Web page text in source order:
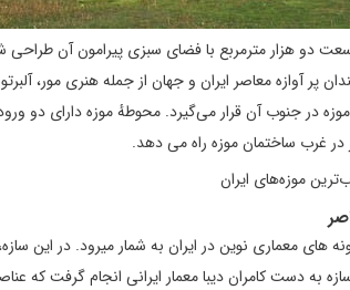
دو هزار مترمربع با فضای سبزی پیرامون آن
پر آوازه معاصر ایران و جهان از جمله هنری مور،
در جنوب آن قرار می‌گیرد. محوطهٔ موزه دارای دو
غرب ساختمان موزه راه می‌ دهد.
های معماری نوین در ایران به شمار میرود. در این
به دست کامران دیبا معمار ایرانی انجام گرفت که